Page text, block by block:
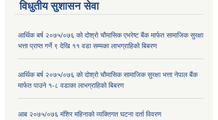
विधुतीय सुशासन सेवा
आर्थिक बर्ष २०७५/०७६ को दोश्रो चौमासिक एभरेष्ट बैंक मार्फत सामाजिक सुरक्षा
भत्ता प्राप्त गर्ने ९ देखि ११ वडा सम्मका लाभग्राहिको बिबरण
आर्थिक बर्ष २०७५/०७६ को दोश्रो चौमासिक सामाजिक सुरक्षा भत्ता नेपाल बैंक
मार्फत पाउने १-८ वडाका लाभग्राहिको बिबरण
आब २०७५/०७६ मंशिर महिनाको व्यक्तिगत घटना दर्ता विवरण